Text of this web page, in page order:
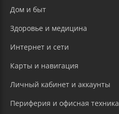
Дом и быт
Здоровье и медицина
Интернет и сети
Карты и навигация
Личный кабинет и аккаунты
Периферия и офисная техника